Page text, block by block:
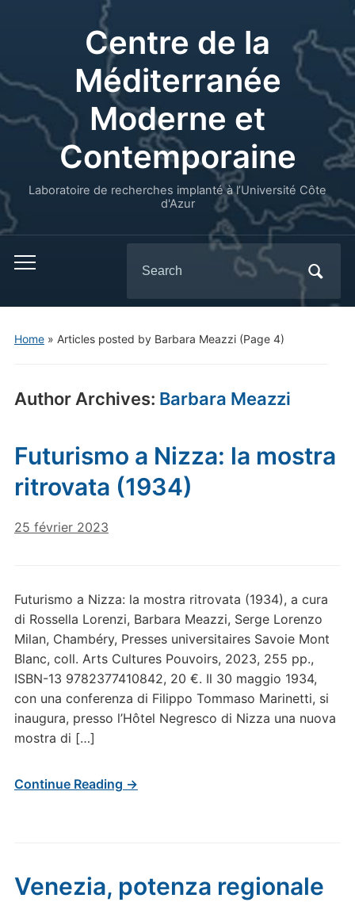
Centre de la
Méditerranée
Moderne et
Contemporaine
Laboratoire de recherches implanté à l’Université Côte
d'Azur
for:
Home» Articles posted by Barbara Meazzi(Page 4)
Author Archives: Barbara Meazzi
Futurismo a Nizza: la mostra
ritrovata (1934)
25 février 2023
Futurismo a Nizza: la mostra ritrovata (1934), a cura
di Rossella Lorenzi, Barbara Meazzi, Serge Lorenzo
Milan, Chambéry, Presses universitaires Savoie Mont
Blanc, coll. Arts Cultures Pouvoirs, 2023, 255 pp.,
ISBN-13 9782377410842, 20 €. Il 30 maggio 1934,
con una conferenza di Filippo Tommaso Marinetti, si
inaugura, presso l’Hôtel Negresco di Nizza una nuova
mostra di […]
Continue Reading →
Venezia, potenza regionale